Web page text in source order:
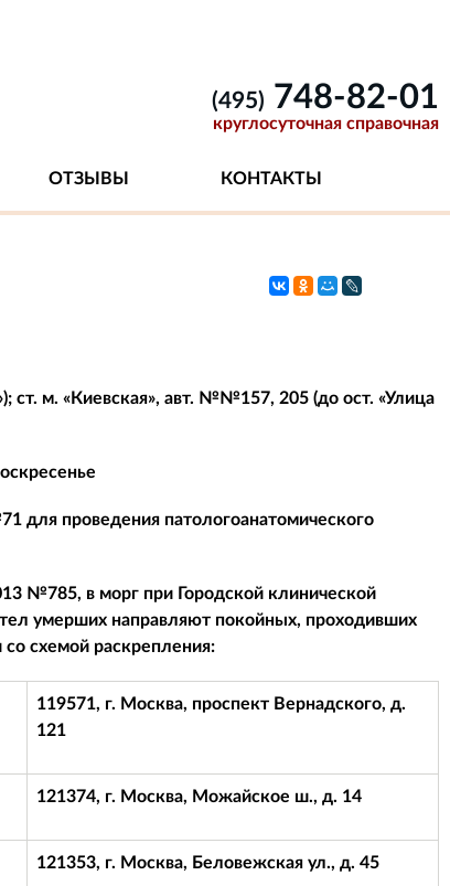
ОТЗЫВЫ КОНТАКТЫ
(495) 748-82-01
круглосуточная справочная
ст. м. «Киевская», авт. №№157, 205 (до ост. «Улица
для проведения патологоанатомического
№785, в морг при Городской клинической
умерших направляют покойных, проходивших
схемой раскрепления:
119571, г. Москва, проспект Вернадского, д.
121
121374, г. Москва, Можайское ш., д. 14
121353, г. Москва, Беловежская ул., д. 45